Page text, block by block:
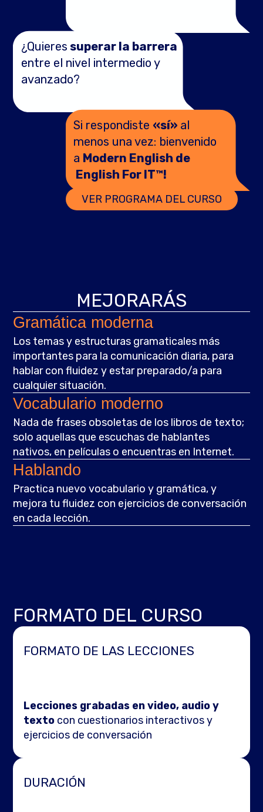
¿Quieres superar la barrera
entre el nivel intermedio y
avanzado?
Si respondiste «sí» al
menos una vez: bienvenido
a Modern English de
English For IT™!
VER PROGRAMA DEL CURSO
MEJORARÁS
Gramática moderna
Los temas y estructuras gramaticales más
importantes para la comunicación diaria, para
hablar con fluidez y estar preparado/a para
cualquier situación.
Vocabulario moderno
Nada de frases obsoletas de los libros de texto;
solo aquellas que escuchas de hablantes
nativos, en películas o encuentras en Internet.
Hablando
Practica nuevo vocabulario y gramática, y
mejora tu fluidez con ejercicios de conversación
en cada lección.
FORMATO DEL CURSO
FORMATO DE LAS LECCIONES
Lecciones grabadas en video, audio y
texto con cuestionarios interactivos y
ejercicios de conversación
DURACIÓN